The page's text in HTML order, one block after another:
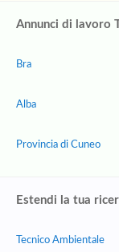
Annunci di lavoro
Bra
Alba
Provincia di Cuneo
Estendi la tua
Tecnico Ambientale